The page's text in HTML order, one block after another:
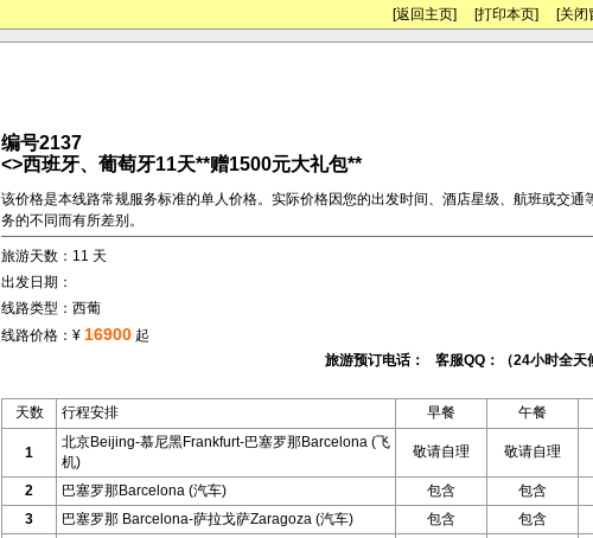
[返回主页] [打印本页] [关闭
编号2137
<>西班牙、葡萄牙11天**赠1500元大礼包**
该价格是本线路常规服务标准的单人价格。实际价格因您的出发时间、酒店星级、航班或交通
务的不同而有所差别。
旅游天数：11 天
出发日期：
线路类型：西葡
线路价格：¥ 16900 起
旅游预订电话： 客服QQ：（24小时全天
天数 行程安排 早餐 午餐
1
北京Beijing-慕尼黑Frankfurt-巴塞罗那Barcelona (飞
机)
敬请自理 敬请自理
2 巴塞罗那Barcelona (汽车) 包含 包含
3
巴塞罗那 Barcelona-萨拉戈萨Zaragoza (汽车) 包含 包含